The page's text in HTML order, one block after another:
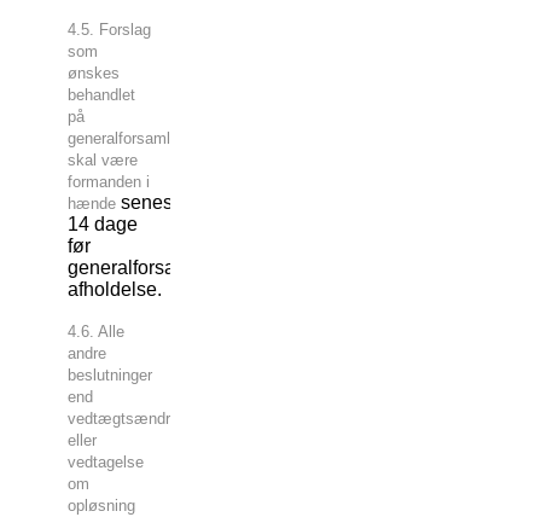
4.5. Forslag
som
ønskes
behandlet
på
generalforsamlingen
skal være
formanden i
hænde senest
14 dage
før
generalforsamlingens
afholdelse.
4.6. Alle
andre
beslutninger
end
vedtægtsændringer
eller
vedtagelse
om
opløsning